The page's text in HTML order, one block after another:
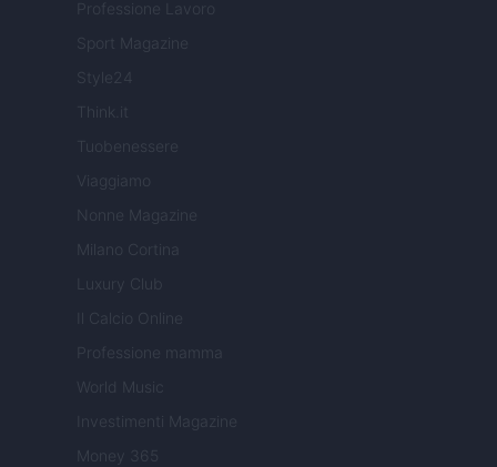
Professione Lavoro
Sport Magazine
Style24
Think.it
Tuobenessere
Viaggiamo
Nonne Magazine
Milano Cortina
Luxury Club
Il Calcio Online
Professione mamma
World Music
Investimenti Magazine
Money 365